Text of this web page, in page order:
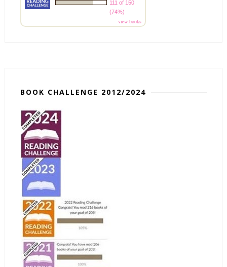
111 of 150
(74%)
view books
BOOK CHALLENGE 2012/2024